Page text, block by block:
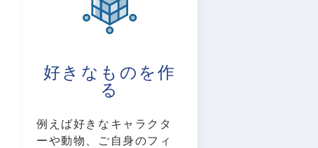
好きなものを作
る
例えば好きなキャラクタ
ーや動物、ご自身のフィ